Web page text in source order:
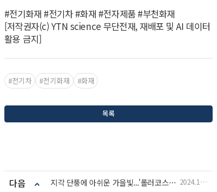
#전기화재 #전기차 #화재 #전자제품 #부천화재
[저작권자(c) YTN science 무단전재, 재배포 및 AI 데이터
활용 금지]
#전기차 #전기화재 #화재
목록
다음 지각 단풍에 아쉬운 가을빛...'롤러코스터' 날씨 탓 2024.10.31